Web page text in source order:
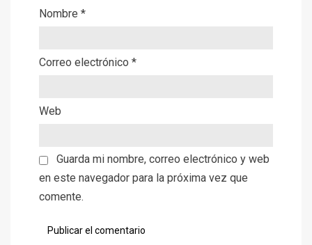
Nombre *
Correo electrónico *
Web
Guarda mi nombre, correo electrónico y web
en este navegador para la próxima vez que
comente.